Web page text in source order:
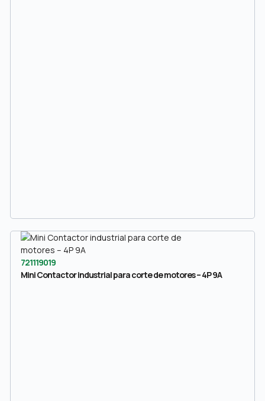
721119019
Mini Contactor industrial para corte de motores – 4P 9A